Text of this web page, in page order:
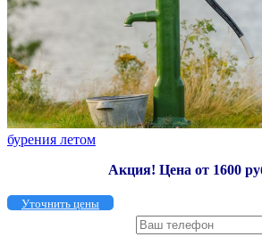
бурения летом
Акция! Цена от 1600
Уточнить цены